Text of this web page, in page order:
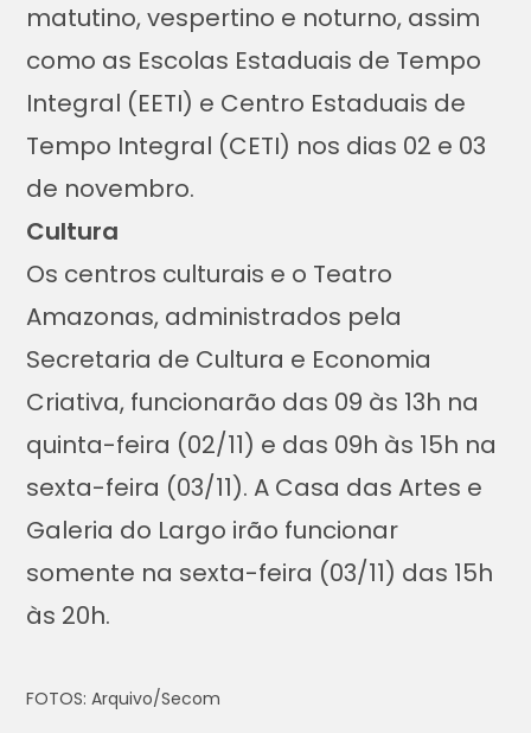
matutino, vespertino e noturno, assim
como as Escolas Estaduais de Tempo
Integral (EETI) e Centro Estaduais de
Tempo Integral (CETI) nos dias 02 e 03
de novembro.
Cultura
Os centros culturais e o Teatro
Amazonas, administrados pela
Secretaria de Cultura e Economia
Criativa, funcionarão das 09 às 13h na
quinta-feira (02/11) e das 09h às 15h na
sexta-feira (03/11). A Casa das Artes e
Galeria do Largo irão funcionar
somente na sexta-feira (03/11) das 15h
às 20h.
FOTOS: Arquivo/Secom